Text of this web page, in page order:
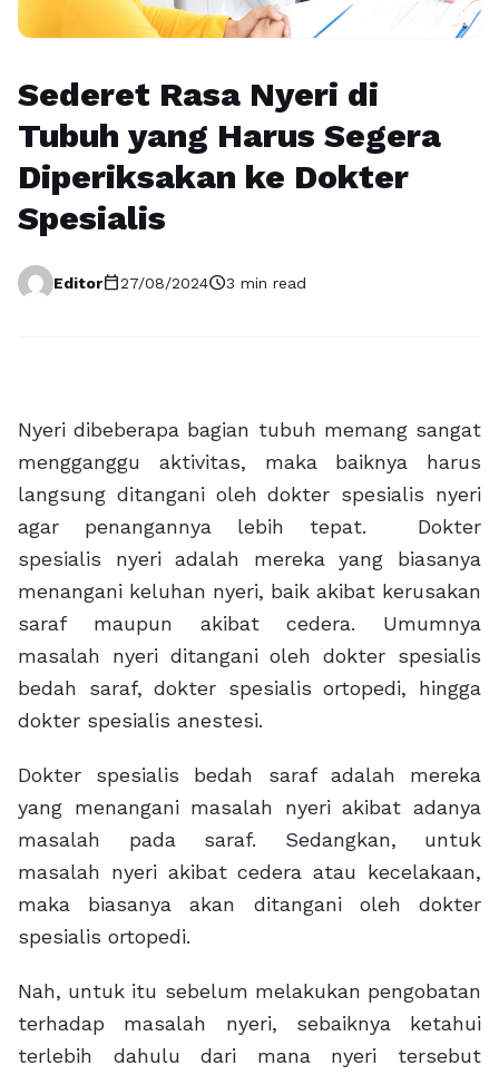
Sederet Rasa Nyeri di
Tubuh yang Harus Segera
Diperiksakan ke Dokter
Spesialis
Editorcalendar_today27/08/2024schedule3 min read
Nyeri dibeberapa bagian tubuh memang sangat
mengganggu aktivitas, maka baiknya harus
langsung ditangani oleh dokter spesialis nyeri
agar penangannya lebih tepat. Dokter
spesialis nyeri adalah mereka yang biasanya
menangani keluhan nyeri, baik akibat kerusakan
saraf maupun akibat cedera. Umumnya
masalah nyeri ditangani oleh dokter spesialis
bedah saraf, dokter spesialis ortopedi, hingga
dokter spesialis anestesi.
Dokter spesialis bedah saraf adalah mereka
yang menangani masalah nyeri akibat adanya
masalah pada saraf. Sedangkan, untuk
masalah nyeri akibat cedera atau kecelakaan,
maka biasanya akan ditangani oleh dokter
spesialis ortopedi.
Nah, untuk itu sebelum melakukan pengobatan
terhadap masalah nyeri, sebaiknya ketahui
terlebih dahulu dari mana nyeri tersebut